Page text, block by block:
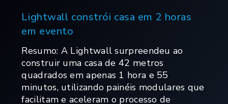
Lightwall constrói casa em 2 horas
em evento
Resumo: A Lightwall surpreendeu ao
construir uma casa de 42 metros
quadrados em apenas 1 hora e 55
minutos, utilizando painéis modulares que
facilitam e aceleram o processo de